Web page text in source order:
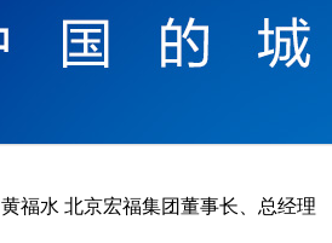
黄福水 北京宏福集团董事长、总经理